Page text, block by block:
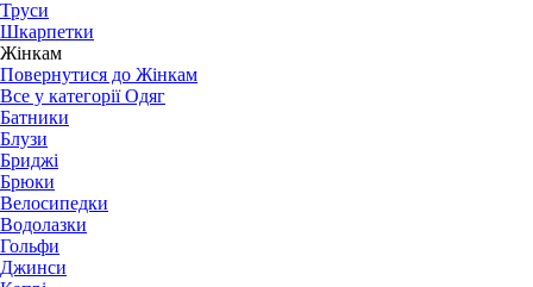
Труси
Шкарпетки
Жінкам
Повернутися до Жінкам
Все у категорії Одяг
Батники
Блузи
Бриджі
Брюки
Велосипедки
Водолазки
Гольфи
Джинси